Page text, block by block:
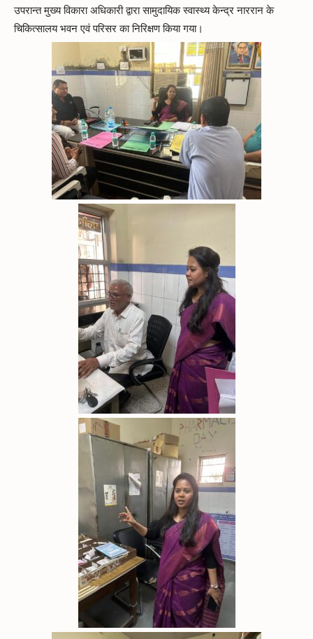
उपरान्त मुख्य विकारा अधिकारी द्वारा सामुदायिक स्वास्थ्य केन्द्र नाररान के
चिकित्सालय भवन एवं परिसर का निरिक्षण किया गया।